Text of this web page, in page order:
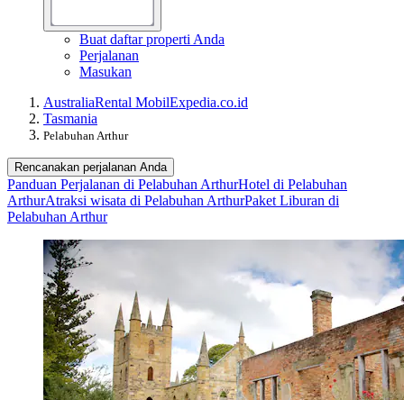
Buat daftar properti Anda
Perjalanan
Masukan
AustraliaRental MobilExpedia.co.id
Tasmania
Pelabuhan Arthur
Rencanakan perjalanan Anda
Panduan Perjalanan di Pelabuhan ArthurHotel di Pelabuhan
ArthurAtraksi wisata di Pelabuhan ArthurPaket Liburan di
Pelabuhan Arthur